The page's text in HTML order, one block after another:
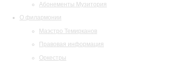
Абонементы Музитория
О филармонии
Маэстро Темирканов
Правовая информация
Оркестры